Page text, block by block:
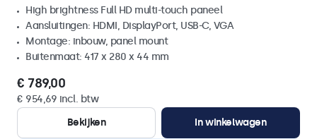
High brightness Full HD multi-touch paneel
Aansluitingen: HDMI, DisplayPort, USB-C, VGA
Montage: inbouw, panel mount
Buitenmaat: 417 x 280 x 44 mm
€ 789,00
€ 954,69 incl. btw
Bekijken
In winkelwagen